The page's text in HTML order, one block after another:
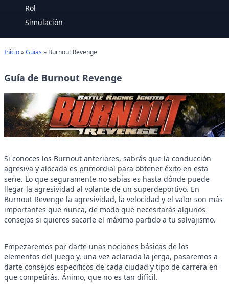
Rol
Simulación
Inicio»Guías » Burnout Revenge
Guía de Burnout Revenge
Si conoces los Burnout anteriores, sabrás que la conducción
agresiva y alocada es primordial para obtener éxito en esta
serie. Lo que seguramente no sabías es hasta dónde puede
llegar la agresividad al volante de un superdeportivo. En
Burnout Revenge la agresividad, la velocidad y el valor son más
importantes que nunca, de modo que necesitarás algunos
consejos si quieres sacarle el máximo partido a tu salvajismo.
Empezaremos por darte unas nociones básicas de los
elementos del juego y, una vez aclarada la jerga, pasaremos a
darte consejos especificos de cada ciudad y tipo de carrera en
que competirás. Ánimo, que no es tan difícil.